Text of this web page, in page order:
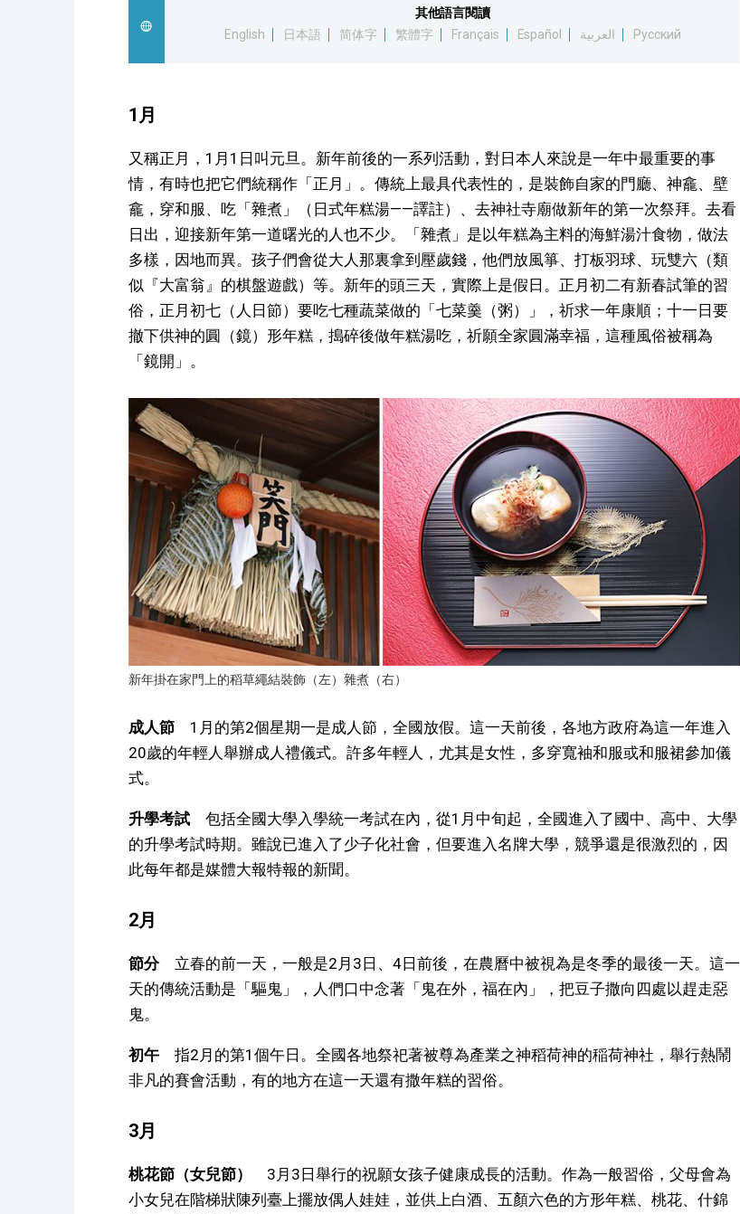
其他語言閱讀
English
日本語 简体字 繁體字 Français Español العربية Русский
1月
又稱正月，1月1日叫元旦。新年前後的一系列活動，對日本人來說是一年中最重要的事
情，有時也把它們統稱作「正月」。傳統上最具代表性的，是裝飾自家的門廳、神龕、壁
龕，穿和服、吃「雜煮」（日式年糕湯——譯註）、去神社寺廟做新年的第一次祭拜。去看
日出，迎接新年第一道曙光的人也不少。「雜煮」是以年糕為主料的海鮮湯汁食物，做法
多樣，因地而異。孩子們會從大人那裏拿到壓歲錢，他們放風箏、打板羽球、玩雙六（類
似『大富翁』的棋盤遊戲）等。新年的頭三天，實際上是假日。正月初二有新春試筆的習
俗，正月初七（人日節）要吃七種蔬菜做的「七菜羹（粥）」，祈求一年康順；十一日要
撤下供神的圓（鏡）形年糕，搗碎後做年糕湯吃，祈願全家圓滿幸福，這種風俗被稱為
「鏡開」。
新年掛在家門上的稻草繩結裝飾（左）雜煮（右）
成人節1月的第2個星期一是成人節，全國放假。這一天前後，各地方政府為這一年進入
20歲的年輕人舉辦成人禮儀式。許多年輕人，尤其是女性，多穿寬袖和服或和服裙參加儀
式。
升學考試 包括全國大學入學統一考試在內，從1月中旬起，全國進入了國中、高中、大學
的升學考試時期。雖說已進入了少子化社會，但要進入名牌大學，競爭還是很激烈的，因
此每年都是媒體大報特報的新聞。
2月
節分立春的前一天，一般是2月3日、4日前後，在農曆中被視為是冬季的最後一天。這一
天的傳統活動是「驅鬼」，人們口中念著「鬼在外，福在內」，把豆子撒向四處以趕走惡
鬼。
初午指2月的第1個午日。全國各地祭祀著被尊為產業之神稻荷神的稲荷神社，舉行熱鬧
非凡的賽會活動，有的地方在這一天還有撒年糕的習俗。
3月
桃花節（女兒節）
3月3日舉行的祝願女孩子健康成長的活動。作為一般習俗，父母會為
小女兒在階梯狀陳列臺上擺放偶人娃娃，並供上白酒、五顏六色的方形年糕、桃花、什錦